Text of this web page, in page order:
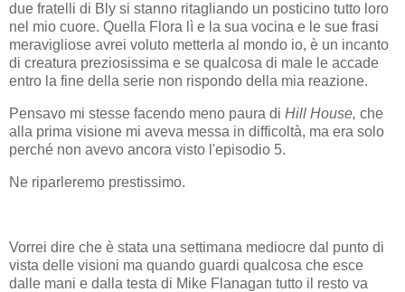
due fratelli di Bly si stanno ritagliando un posticino tutto loro
nel mio cuore. Quella Flora lì e la sua vocina e le sue frasi
meravigliose avrei voluto metterla al mondo io, è un incanto
di creatura preziosissima e se qualcosa di male le accade
entro la fine della serie non rispondo della mia reazione.
Pensavo mi stesse facendo meno paura di Hill House, che
alla prima visione mi aveva messa in difficoltà, ma era solo
perché non avevo ancora visto l'episodio 5.
Ne riparleremo prestissimo.
Vorrei dire che è stata una settimana mediocre dal punto di
vista delle visioni ma quando guardi qualcosa che esce
dalle mani e dalla testa di Mike Flanagan tutto il resto va